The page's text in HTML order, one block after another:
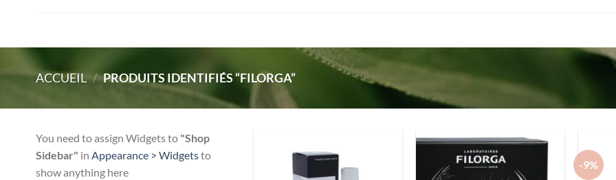
ACCUEIL / PRODUITS IDENTIFIÉS “FILORGA”
You need to assign Widgets to "Shop
Sidebar" in Appearance > Widgetsto
show anything here
-9%